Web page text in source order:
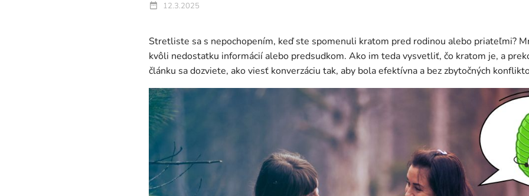
12.3.2025
Stretliste sa s nepochopením, keď ste spomenuli kratom pred rodinou alebo priateľmi?
kvôli nedostatku informácií alebo predsudkom. Ako im teda vysvetliť, čo kratom je, a
článku sa dozviete, ako viesť konverzáciu tak, aby bola efektívna a bez zbytočných